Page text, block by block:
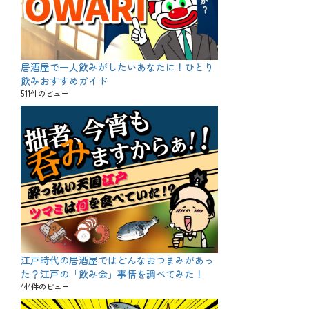
居酒屋で一人飲みがしたいあなたに！ひとり
飲みおすすめガイド
511件のビュー
江戸時代の居酒屋ではどんなおつまみがあっ
た？江戸の「飲み会」事情を調べてみた！
444件のビュー